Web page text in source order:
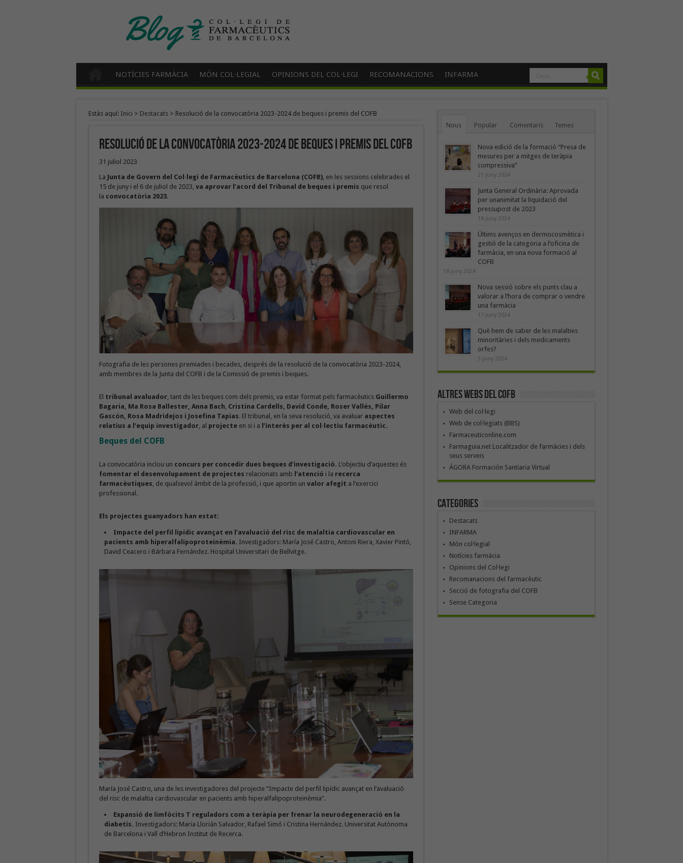
NOTÍCIES FARMÀCIA MÓN COL·LEGIAL OPINIONS DEL COL·LEGI RECOMANACIONS INFARMA
Estàs aquí: Inici > Destacats> Resolució de la convocatòria 2023-2024 de beques i premis del COFB
Resolució de la convocatòria 2023-2024 de beques i premis del COFB
31 juliol 2023
La Junta de Govern del Col·legi de Farmacèutics de Barcelona (COFB), en les sessions celebrades el
15 de juny i el 6 de juliol de 2023, va aprovar l’acord del Tribunal de beques i premis que resol
la convocatòria 2023.
Fotografia de les persones premiades i becades, després de la resolució de la convocatòria 2023-2024,
amb membres de la Junta del COFB i de la Comissió de premis i beques.
El tribunal avaluador, tant de les beques com dels premis, va estar format pels farmacèutics Guillermo
Bagaria, Ma Rosa Ballester, Anna Bach Cristina Cardells, David Conde, Roser Vallés, Pilar
Gascón, Rosa Madridejos i Josefina Tapias. El tribunal, en la seva resolució, va avaluar aspectes
relatius a l’equip investigador, al projecte en si i a l’interès per al col·lectiu farmacèutic.
Beques del COFB
La convocatòria inclou un concurs per concedir dues beques d’investigació. L’objectiu d’aquestes és
fomentar el desenvolupament de projectes relacionats amb l’atenció i la recerca
farmacèutiques , de qualsevol àmbit de la professió, i que aportin un valor afegit a l’exercici
professional.
Els projectes guanyadors han estat:
Impacte del perfil lipídic avançat en l’avaluació del risc de malaltia cardiovascular en
pacients amb hiperalfalipoproteinèmia. Investigadors: María José Castro, Antoni Riera, Xavier Pintó,
David Ceacero i Bárbara Fernández. Hospital Universitari de Bellvitge.
María José Castro, una de les investigadores del projecte “Impacte del perfil lipídic avançat en l’avaluació
del risc de malaltia cardiovascular en pacients amb hiperalfalipoproteinèmia”.
Expansió de limfòcits T reguladors com a teràpia per frenar la neurodegeneració en la
diabetis. Investigadors: Maria Llorián Salvador, Rafael Simó i Cristina Hernández. Universitat Autònoma
de Barcelona i Vall d’Hebron Institut de Recerca.
Nous Popular Comentaris Temes
Nova edició de la formació “Presa de
mesures per a mitges de teràpia
compressiva”
21 juny 2024
Junta General Ordinària: Aprovada
per unanimitat la liquidació del
pressupost de 2023
18 juny 2024
Últims avenços en dermocosmètica i
gestió de la categoria a l’oficina de
farmàcia, en una nova formació al
COFB
18 juny 2024
Nova sessió sobre els punts clau a
valorar a l’hora de comprar o vendre
una farmàcia
17 juny 2024
Què hem de saber de les malalties
minoritàries i dels medicaments
orfes?
3 juny 2024
Altres webs del COFB
Web del col·legi
Web de col·legiats (BBS)
Farmaceuticonline.com
Farmaguia.net Localitzador de farmàcies i dels
seus serveis
ÁGORA Formación Santiaria Virtual
Categories
Destacats
INFARMA
Món col·legial
Notícies farmàcia
Opinions del Col·legi
Recomanacions del farmacèutic
Secció de fotografia del COFB
Sense Categoria